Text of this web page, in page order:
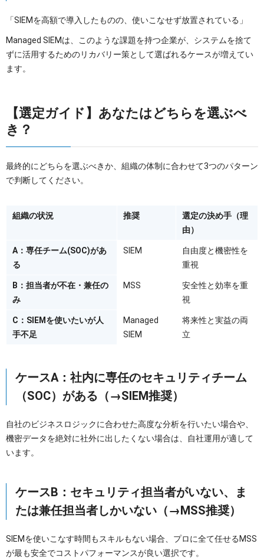
「SIEMを高額で導入したものの、使いこなせず放置されている」
Managed SIEMは、このような課題を持つ企業が、システムを捨て
ずに活用するためのリカバリー策として選ばれるケースが増えてい
ます。
【選定ガイド】あなたはどちらを選ぶべ
き？
最終的にどちらを選ぶべきか、組織の体制に合わせて3つのパターン
で判断してください。
組織の状況 推奨
選定の決め手（理
由）
A：専任チーム(SOC)があ
る
SIEM
自由度と機密性を
重視
B：担当者が不在・兼任の
み
MSS
安全性と効率を重
視
C：SIEMを使いたいが人
手不足
Managed
SIEM
将来性と実益の両
立
ケースA：社内に専任のセキュリティチーム
（SOC）がある（→SIEM推奨）
自社のビジネスロジックに合わせた高度な分析を行いたい場合や、
機密データを絶対に社外に出したくない場合は、自社運用が適して
います。
ケースB：セキュリティ担当者がいない、ま
たは兼任担当者しかいない（→MSS推奨）
SIEMを使いこなす時間もスキルもない場合、プロに全て任せるMSS
が最も安全でコストパフォーマンスが良い選択です。